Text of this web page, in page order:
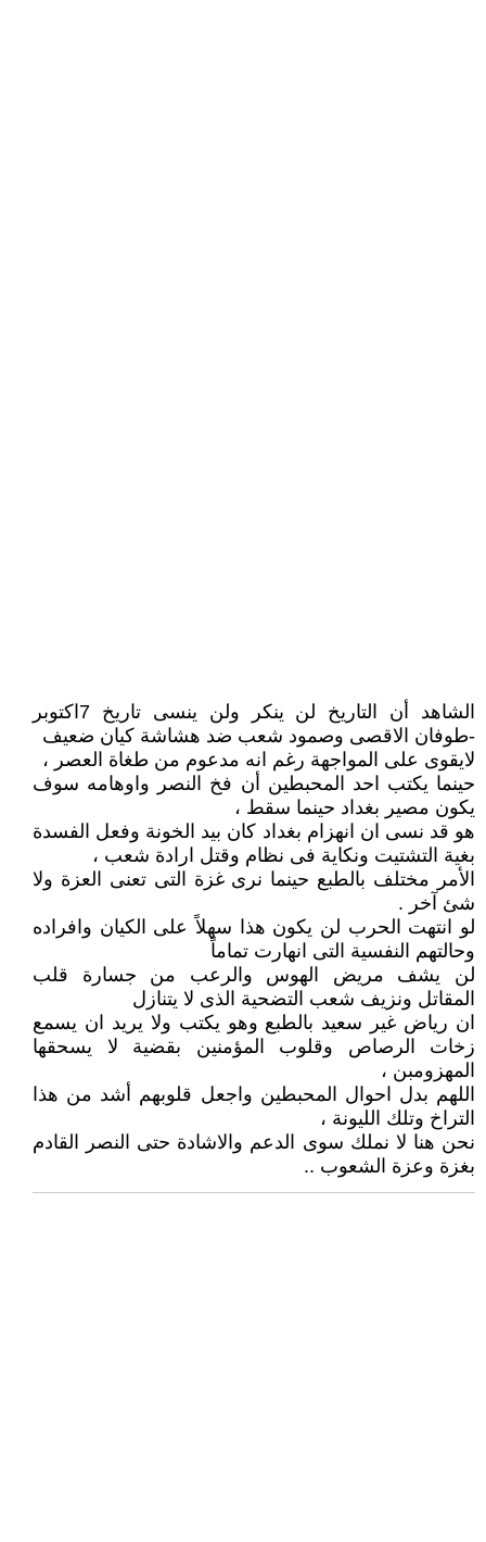
الشاهد أن التاريخ لن ينكر ولن ينسى تاريخ 7اكتوبر
-طوفان الاقصى وصمود شعب ضد هشاشة كيان ضعيف
لايقوى على المواجهة رغم انه مدعوم من طغاة العصر ،
حينما يكتب احد المحبطين أن فخ النصر واوهامه سوف
يكون مصير بغداد حينما سقط ،
هو قد نسى ان انهزام بغداد كان بيد الخونة وفعل الفسدة
بغية التشتيت ونكاية فى نظام وقتل ارادة شعب ،
الأمر مختلف بالطبع حينما نرى غزة التى تعنى العزة ولا
شئ آخر .
لو انتهت الحرب لن يكون هذا سهلاً على الكيان وافراده
وحالتهم النفسية التى انهارت تماماً
لن يشف مريض الهوس والرعب من جسارة قلب
المقاتل ونزيف شعب التضحية الذى لا يتنازل
ان رياض غير سعيد بالطبع وهو يكتب ولا يريد ان يسمع
زخات الرصاص وقلوب المؤمنين بقضية لا يسحقها
المهزومبن ،
اللهم بدل احوال المحبطين واجعل قلوبهم أشد من هذا
التراخ وتلك الليونة ،
نحن هنا لا نملك سوى الدعم والاشادة حتى النصر القادم
بغزة وعزة الشعوب ..